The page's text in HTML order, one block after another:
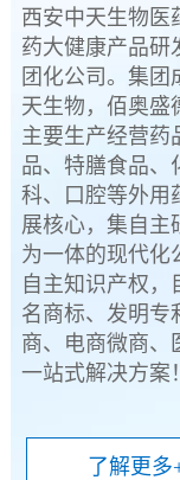
西安中天生物医
药大健康产品研
团化公司。集团
天生物，佰奥盛
主要生产经营药
品、特膳食品、
科、口腔等外用
展核心，集自主
为一体的现代化
自主知识产权
名商标、发明专
商、电商微商、
一站式解决方案！
了解更多